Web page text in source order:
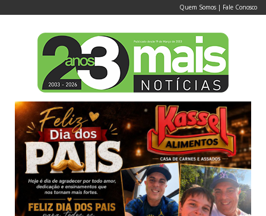
Quem Somos | Fale Conosco